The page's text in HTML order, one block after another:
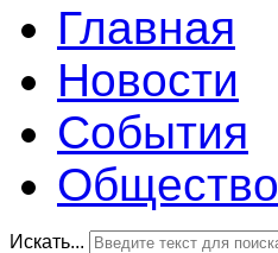
Главная
Новости
События
Общество
Искать...